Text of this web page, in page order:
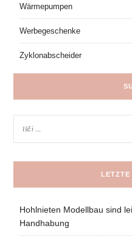
Wärmepumpen
Werbegeschenke
Zyklonabscheider
LETZTE
Hohlnieten Modellbau sind
Handhabung